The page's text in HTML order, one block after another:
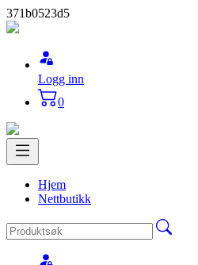
371b0523d5
Logg inn
0
Hjem
Nettbutikk